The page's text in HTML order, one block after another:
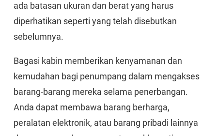
ada batasan ukuran dan berat yang harus
diperhatikan seperti yang telah disebutkan
sebelumnya.
Bagasi kabin memberikan kenyamanan dan
kemudahan bagi penumpang dalam mengakses
barang-barang mereka selama penerbangan.
Anda dapat membawa barang berharga,
peralatan elektronik, atau barang pribadi lainnya